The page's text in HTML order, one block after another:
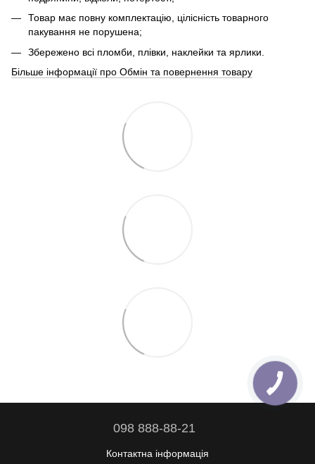
Товар має повну комплектацію, цілісність товарного
пакування не порушена;
Збережено всі пломби, плівки, наклейки та ярлики.
Більше інформації про Обмін та повернення товару
098 888-88-21
Контактна інформація